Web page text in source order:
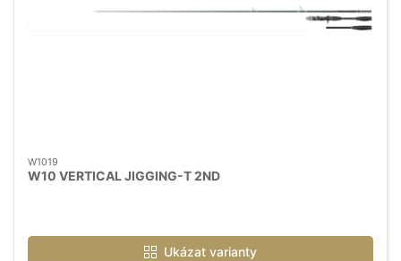
W1019
W10 VERTICAL JIGGING-T 2ND
Ukázat varianty